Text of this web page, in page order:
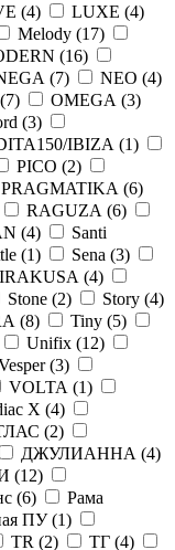
(4) LUXE (4)
Melody (17)
(16)
(7) NEO (4)
7) OMEGA (3)
(3)
IBIZA (1)
PICO (2)
PRAGMATIKA (6)
RAGUZA (6)
(4)
Santi
(1) Sena (3)
(4)
Stone (2) Story (4)
(8) Tiny (5)
Unifix (12)
(3)
VOLTA (1)
X (4)
(2)
ДЖУЛИАННА (4)
(12)
(6)
Рама
ПУ (1)
ТR (2) ТГ (4)